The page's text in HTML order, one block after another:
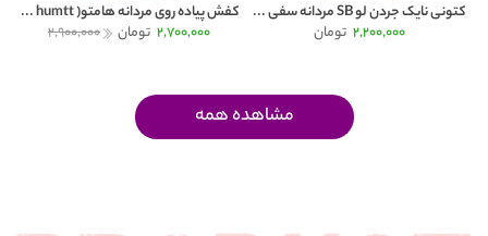
کتونی نایک جردن لو SB مردانه سفی ...
2,200,000 تومان
کفش پیاده روی مردانه هامتو( humtt ...
2,700,000 تومان 2,900,000
مشاهده همه